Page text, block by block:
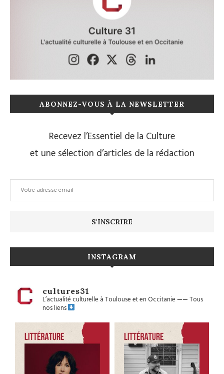
ABONNEZ-VOUS À LA NEWSLETTER
Recevez l’Essentiel de la Culture
et une sélection d’articles de la rédaction
INSTAGRAM
cultures31
L’actualité culturelle à Toulouse et en Occitanie——Tous
nos liens